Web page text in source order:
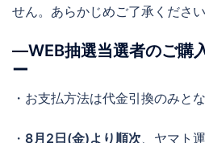
せん。あらかじめご了承ください
―WEB抽選当選者のご購
ー
・お支払方法は代金引換のみと
・ 8月2日(金)より順次、ヤマト